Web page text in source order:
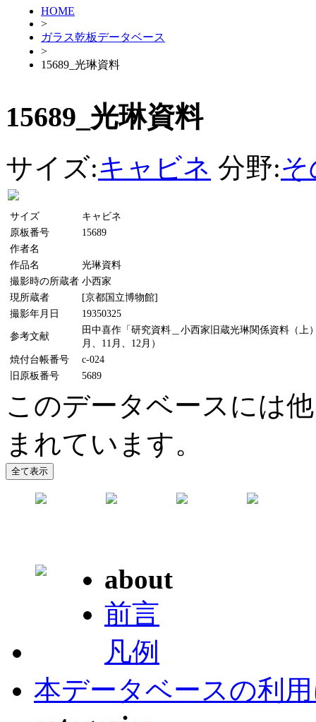
HOME
>
ガラス乾板データベース
>
15689_光琳資料
15689_光琳資料
サイズ:キャビネ 分野:
サイズ
キャビネ
原板番号
15689
作者名
作品名
光琳資料
撮影時の所蔵者 小西家
現所蔵者
[京都国立博物館]
撮影年月日
19350325
参考文献
田中喜作「研究資料＿小西家旧蔵光琳関係資料（上
月、11月、12月）
焼付台帳番号
c-024
旧原板番号
5689
このデータベースには
まれています。
about
前言
凡例
本データベースの利